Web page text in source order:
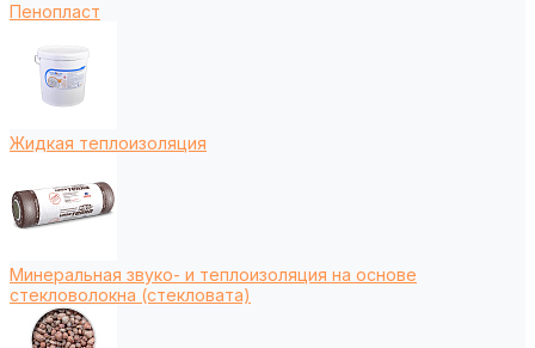
Пенопласт
Жидкая теплоизоляция
Минеральная звуко- и теплоизоляция на основе
стекловолокна (стекловата)